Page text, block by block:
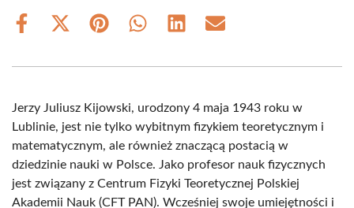
Share
Share
(Twitter)
Share Share Share Share
Jerzy Juliusz Kijowski, urodzony 4 maja 1943 roku w
Lublinie, jest nie tylko wybitnym fizykiem teoretycznym i
matematycznym, ale również znaczącą postacią w
dziedzinie nauki w Polsce. Jako profesor nauk fizycznych
jest związany z Centrum Fizyki Teoretycznej Polskiej
Akademii Nauk (CFT PAN). Wcześniej swoje umiejętności i